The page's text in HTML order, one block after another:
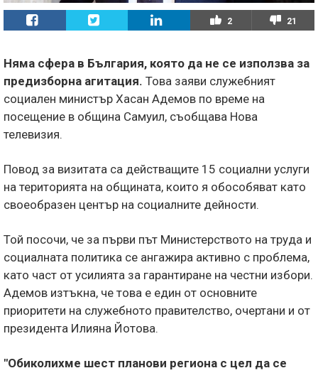
2 21
Няма сфера в България, която да не се използва за
предизборна агитация. Това заяви служебният
социален министър Хасан Адемов по време на
посещение в община Самуил, съобщава Нова
телевизия.
Повод за визитата са действащите 15 социални услуги
на територията на общината, които я обособяват като
своеобразен център на социалните дейности.
Той посочи, че за първи път Министерството на труда и
социалната политика се ангажира активно с проблема,
като част от усилията за гарантиране на честни избори.
Адемов изтъкна, че това е един от основните
приоритети на служебното правителство, очертани и от
президента Илияна Йотова.
"Обиколихме шест планови региона с цел да се